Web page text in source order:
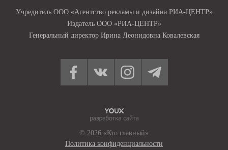
Учредитель ООО «Агентство рекламы и дизайна РИА-ЦЕНТР»
Издатель ООО «РИА-ЦЕНТР»
Генеральный директор Ирина Леонидовна Ковалевская
© 2026 «Кто главный»
Политика конфиденциальности